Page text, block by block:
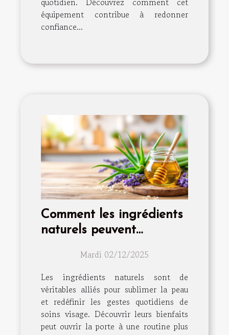
équipement contribue à redonner
confiance...
Comment les ingrédients
naturels peuvent
de soins visage
Mardi 02/12/2025
Les ingrédients naturels sont de
véritables alliés pour sublimer la peau
et redéfinir les gestes quotidiens de
soins visage. Découvrir leurs bienfaits
peut ouvrir la porte à une routine plus